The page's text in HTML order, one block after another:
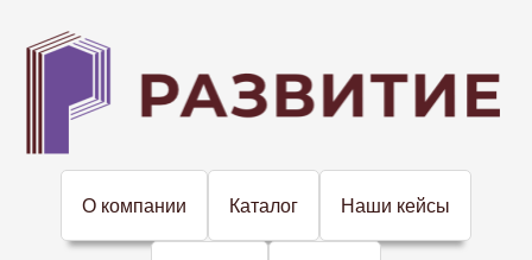
О компании Каталог Наши кейсы